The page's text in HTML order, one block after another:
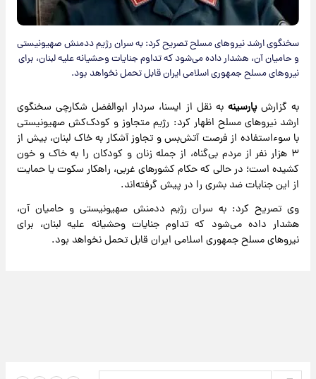
سخنگوی ارشد نیروهای مسلح تصریح کرد: به سران رژیم ددمنش صهیونیستی
و حامیان آن، هشدار داده می‌شود که تداوم جنایات وحشیانه علیه لبنان، برای
نیروهای مسلح جمهوری اسلامی ایران قابل تحمل نخواهد بود.
به گزارشپارسینه به نقل از ایسنا، سردار ابوالفضل شکارچی سخنگوی
ارشد نیروهای مسلح اظهار کرد: رژیم متجاوز و کودک‌کش صهیونیستی
با سوءاستفاده از فرصت آتش‌بس و تجاوز آشکار به خاک لبنان، بیش از
۳ هزار نفر از مردم بی‌گناه، از جمله زنان و کودکان را به خاک و خون
کشیده است؛ در حالی که حکام کشورهای غربی، راهکار سکوت یا حمایت
از این جنایات ضد بشری را در پیش گرفته‌اند.
وی تصریح کرد: به سران رژیم ددمنش صهیونیستی و حامیان آن،
هشدار داده می‌شود که تداوم جنایات وحشیانه علیه لبنان، برای
نیروهای مسلح جمهوری اسلامی ایران قابل تحمل نخواهد بود.